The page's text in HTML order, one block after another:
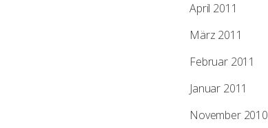
April 2011
März 2011
Februar 2011
Januar 2011
November 2010